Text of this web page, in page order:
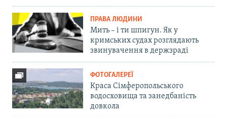
ПРАВА ЛЮДИНИ
Мить – і ти шпигун. Як у
кримських судах розглядають
звинувачення в держзраді
ФОТОГАЛЕРЕЇ
Краса Сімферопольського
водосховища та занедбаність
довкола